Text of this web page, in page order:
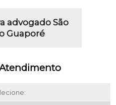
advogado São
Guaporé